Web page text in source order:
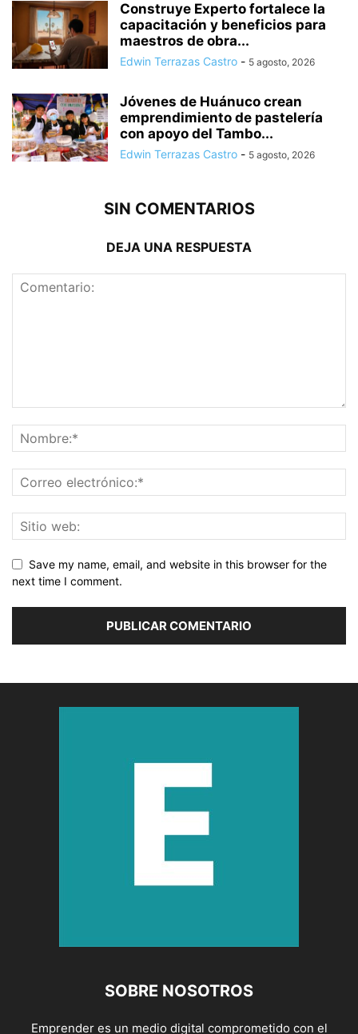
Construye Experto fortalece la
capacitación y beneficios para
maestros de obra...
Edwin Terrazas Castro - 5 agosto, 2026
Jóvenes de Huánuco crean
emprendimiento de pastelería
con apoyo del Tambo...
Edwin Terrazas Castro - 5 agosto, 2026
SIN COMENTARIOS
DEJA UNA RESPUESTA
Save my name, email, and website in this browser for the
next time I comment.
SOBRE NOSOTROS
Emprender es un medio digital comprometido con el